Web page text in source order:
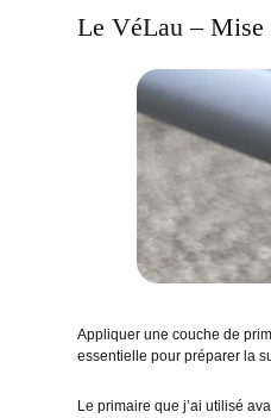
Le VéLau – Mise
Appliquer une couche de
essentielle pour préparer la
Le primaire que j’ai utilisé